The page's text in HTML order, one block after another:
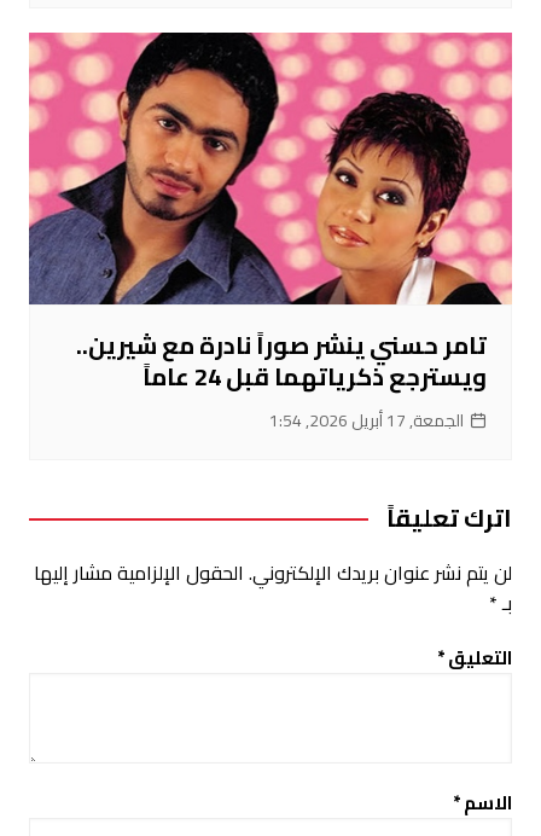
تامر حسني ينشر صوراً نادرة مع شيرين..
ويسترجع ذكرياتهما قبل 24 عاماً
الجمعة, 17 أبريل 2026, 1:54
اترك تعليقاً
لن يتم نشر عنوان بريدك الإلكتروني. الحقول الإلزامية مشار إليها
بـ*
التعليق*
الاسم*